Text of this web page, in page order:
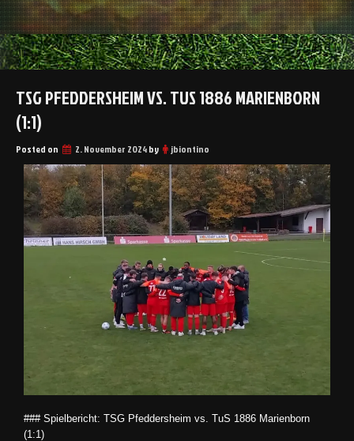
TSG PFEDDERSHEIM VS. TUS 1886 MARIENBORN
(1:1)
Posted on 2. November 2024by jbiontino
### Spielbericht: TSG Pfeddersheim vs. TuS 1886 Marienborn
(1:1)